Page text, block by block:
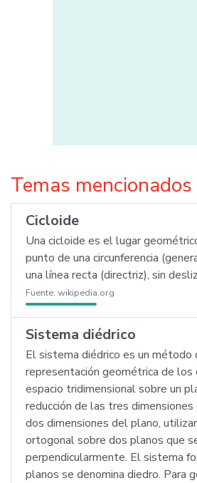
Temas mencionados
Cicloide
Una cicloide es el lugar
punto de una circunferencia
una línea recta (directriz), sin
Fuente: wikipedia.org
Sistema diédrico
El sistema diédrico es un método
representación geométrica de
espacio tridimensional sobre un
reducción de las tres
dos dimensiones del plano,
ortogonal sobre dos planos que
perpendicularmente. El sistema
planos se denomina diedro. Para